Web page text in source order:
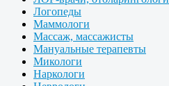
Логопеды
Маммологи
Массаж, массажисты
Мануальные терапевты
Микологи
Наркологи